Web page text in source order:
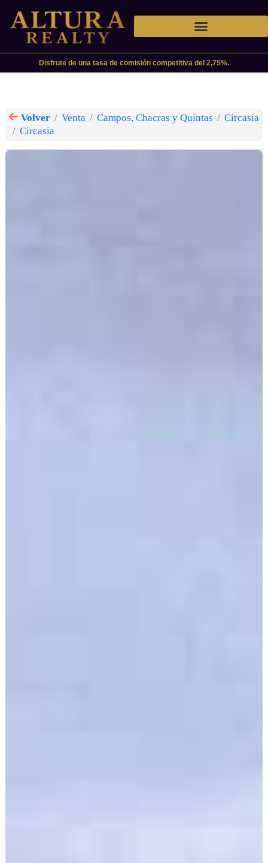
Disfrute de una tasa de comisión competitiva del 2,75%.
Volver Venta Campos, Chacras y Quintas
Circasia
Circasia